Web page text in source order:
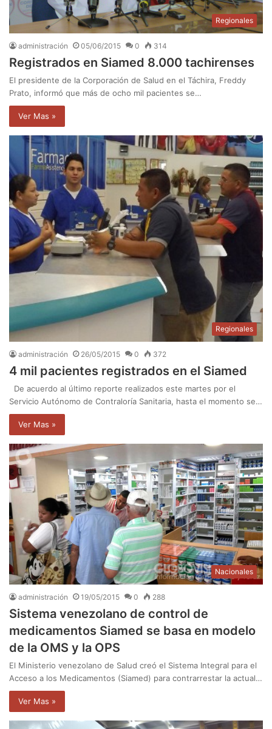
Regionales
administración 05/06/2015 0 314
Registrados en Siamed 8.000 tachirenses
El presidente de la Corporación de Salud en el Táchira, Freddy
Prato, informó que más de ocho mil pacientes se…
Ver Mas »
Regionales
administración 26/05/2015 0 372
4 mil pacientes registrados en el Siamed
De acuerdo al último reporte realizados este martes por el
Servicio Autónomo de Contraloría Sanitaria, hasta el momento se…
Ver Mas »
Nacionales
administración 19/05/2015 0 288
Sistema venezolano de control de
medicamentos Siamed se basa en modelo
de la OMS y la OPS
El Ministerio venezolano de Salud creó el Sistema Integral para el
Acceso a los Medicamentos (Siamed) para contrarrestar la actual…
Ver Mas »